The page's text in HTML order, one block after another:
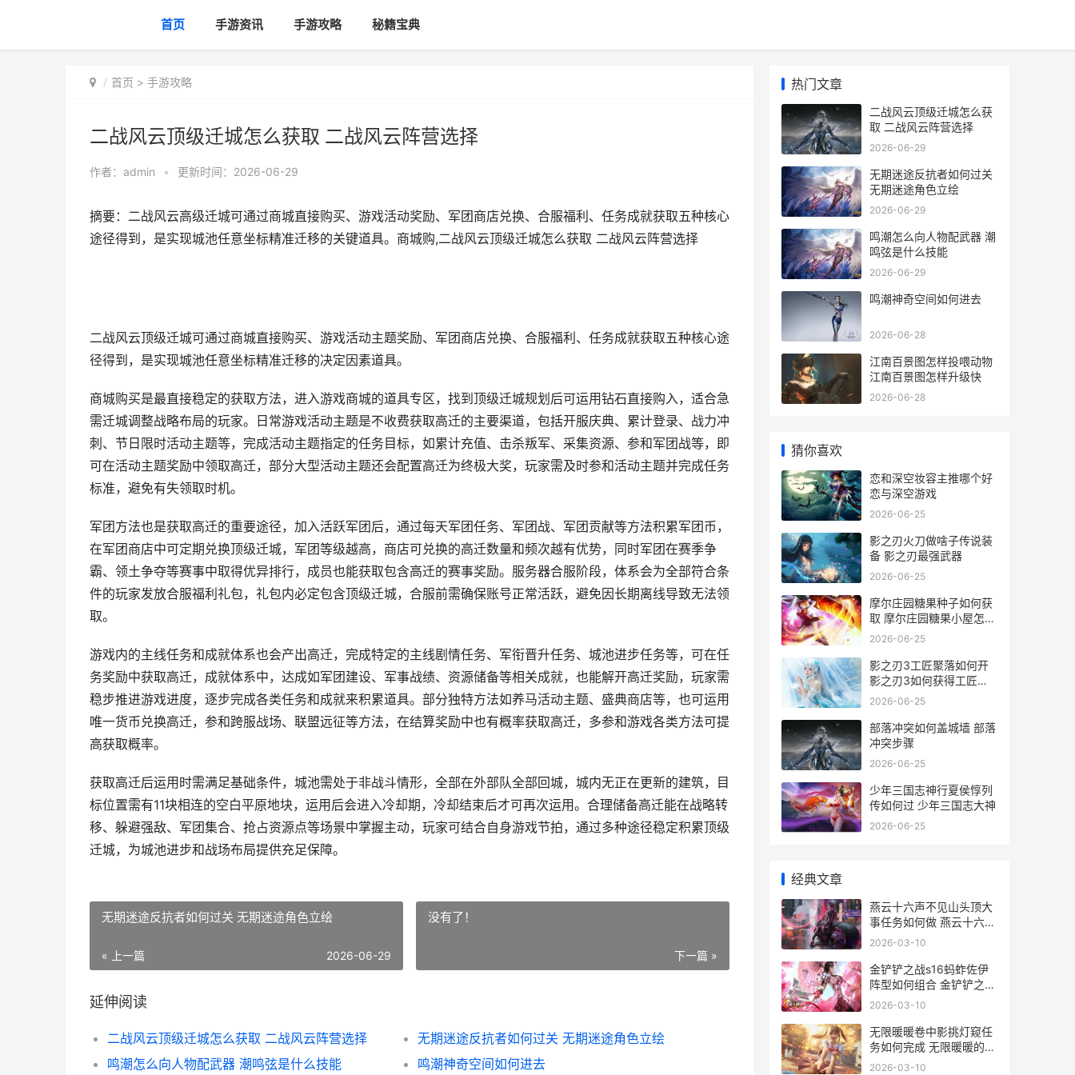
首页 手游资讯 手游攻略 秘籍宝典
首页 > 手游攻略
二战风云顶级迁城怎么获取 二战风云阵营选择
作者： admin • 更新时间：2026-06-29
摘要：二战风云高级迁城可通过商城直接购买、游戏活动奖励、军团商店兑换、合服福利、任务成就获取五种核心
途径得到，是实现城池任意坐标精准迁移的关键道具。商城购,二战风云顶级迁城怎么获取 二战风云阵营选择
二战风云顶级迁城可通过商城直接购买、游戏活动主题奖励、军团商店兑换、合服福利、任务成就获取五种核心途
径得到，是实现城池任意坐标精准迁移的决定因素道具。
商城购买是最直接稳定的获取方法，进入游戏商城的道具专区，找到顶级迁城规划后可运用钻石直接购入，适合急
需迁城调整战略布局的玩家。日常游戏活动主题是不收费获取高迁的主要渠道，包括开服庆典、累计登录、战力冲
刺、节日限时活动主题等，完成活动主题指定的任务目标，如累计充值、击杀叛军、采集资源、参和军团战等，即
可在活动主题奖励中领取高迁，部分大型活动主题还会配置高迁为终极大奖，玩家需及时参和活动主题并完成任务
标准，避免有失领取时机。
军团方法也是获取高迁的重要途径，加入活跃军团后，通过每天军团任务、军团战、军团贡献等方法积累军团币，
在军团商店中可定期兑换顶级迁城，军团等级越高，商店可兑换的高迁数量和频次越有优势，同时军团在赛季争
霸、领土争夺等赛事中取得优异排行，成员也能获取包含高迁的赛事奖励。服务器合服阶段，体系会为全部符合条
件的玩家发放合服福利礼包，礼包内必定包含顶级迁城，合服前需确保账号正常活跃，避免因长期离线导致无法领
取。
游戏内的主线任务和成就体系也会产出高迁，完成特定的主线剧情任务、军衔晋升任务、城池进步任务等，可在任
务奖励中获取高迁，成就体系中，达成如军团建设、军事战绩、资源储备等相关成就，也能解开高迁奖励，玩家需
稳步推进游戏进度，逐步完成各类任务和成就来积累道具。部分独特方法如养马活动主题、盛典商店等，也可运用
唯一货币兑换高迁，参和跨服战场、联盟远征等方法，在结算奖励中也有概率获取高迁，多参和游戏各类方法可提
高获取概率。
获取高迁后运用时需满足基础条件，城池需处于非战斗情形，全部在外部队全部回城，城内无正在更新的建筑，目
标位置需有11块相连的空白平原地块，运用后会进入冷却期，冷却结束后才可再次运用。合理储备高迁能在战略转
移、躲避强敌、军团集合、抢占资源点等场景中掌握主动，玩家可结合自身游戏节拍，通过多种途径稳定积累顶级
迁城，为城池进步和战场布局提供充足保障。
无期迷途反抗者如何过关 无期迷途角色立绘
« 上一篇 2026-06-29
没有了！
下一篇 »
延伸阅读
二战风云顶级迁城怎么获取 二战风云阵营选择
无期迷途反抗者如何过关 无期迷途角色立绘
鸣潮怎么向人物配武器 潮鸣弦是什么技能
鸣潮神奇空间如何进去
热门文章
二战风云顶级迁城怎么获
取 二战风云阵营选择
2026-06-29
无期迷途反抗者如何过关
无期迷途角色立绘
2026-06-29
鸣潮怎么向人物配武器 潮
鸣弦是什么技能
2026-06-29
鸣潮神奇空间如何进去
2026-06-28
江南百景图怎样投喂动物
江南百景图怎样升级快
2026-06-28
猜你喜欢
恋和深空妆容主推哪个好
恋与深空游戏
2026-06-25
影之刃火刀做啥子传说装
备 影之刃最强武器
2026-06-25
摩尔庄园糖果种子如何获
取 摩尔庄园糖果小屋怎么
获得
2026-06-25
影之刃3工匠聚落如何开
影之刃3如何获得工匠钥
匙
2026-06-25
部落冲突如何盖城墙 部落
冲突步骤
2026-06-25
少年三国志神行夏侯惇列
传如何过 少年三国志大神
2026-06-25
经典文章
燕云十六声不见山头顶大
事任务如何做 燕云十六声
不见山蹊跷多少个
2026-03-10
金铲铲之战s16蚂蚱佐伊
阵型如何组合 金铲铲之战
S16蚂蚱阵容
2026-03-10
无限暖暖卷中影挑灯窥任
务如何完成 无限暖暖的少
年时代
2026-03-10